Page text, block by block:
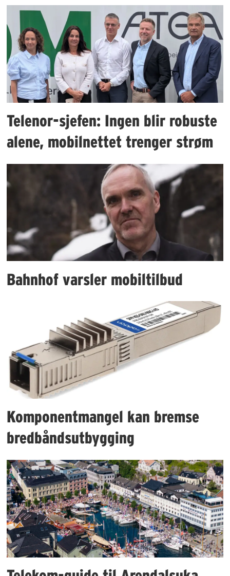
Telenor-sjefen: Ingen blir robuste
alene, mobilnettet trenger strøm
Bahnhof varsler mobiltilbud
Komponentmangel kan bremse
bredbåndsutbygging